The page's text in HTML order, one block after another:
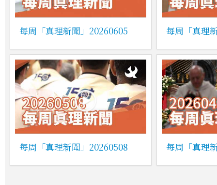
每周「真理新聞」20260605 每周「真理
每周「真理新聞」20260508 每周「真理